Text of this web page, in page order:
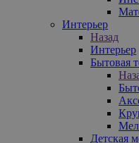
Интерьер
Назад
Интерьер
Бытовая
Детская